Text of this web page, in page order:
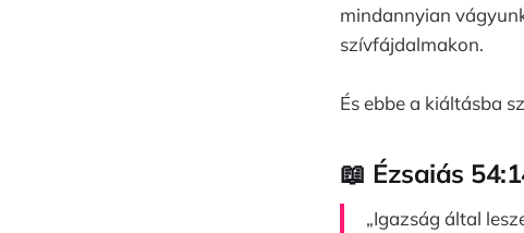
mindannyian
szívfájdalmakon.
És ebbe a kiáltásba
📖 Ézsaiás
„Igazság által